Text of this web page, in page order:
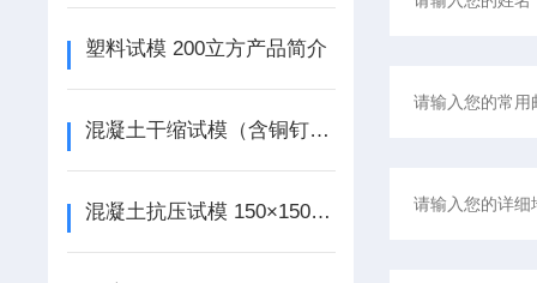
塑料试模 200立方产品简介
混凝土干缩试模（含铜钉）100×100×515mm产品介绍
混凝土抗压试模 150×150×550（加厚）产品介绍